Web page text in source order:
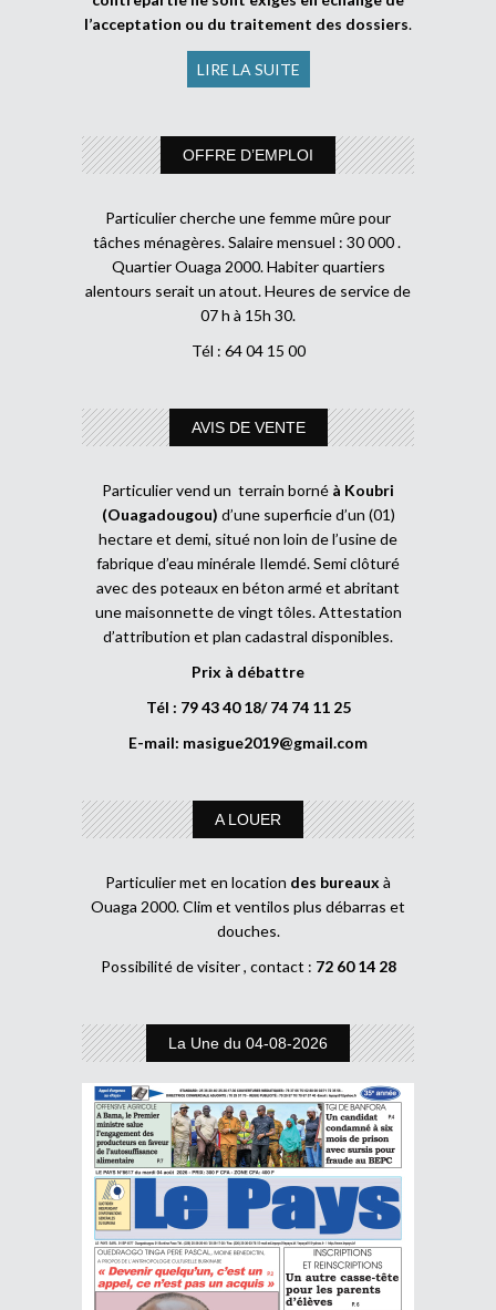
l’acceptation ou du traitement des dossiers.
LIRE LA SUITE
OFFRE D’EMPLOI
Particulier cherche une femme mûre pour
tâches ménagères. Salaire mensuel : 30 000 .
Quartier Ouaga 2000. Habiter quartiers
alentours serait un atout. Heures de service de
07 h à 15h 30.
Tél : 64 04 15 00
AVIS DE VENTE
Particulier vend un terrain borné à Koubri
(Ouagadougou) d’une superficie d’un (01)
hectare et demi, situé non loin de l’usine de
fabrique d’eau minérale Ilemdé. Semi clôturé
avec des poteaux en béton armé et abritant
une maisonnette de vingt tôles. Attestation
d’attribution et plan cadastral disponibles.
Prix à débattre
Tél : 79 43 40 18/ 74 74 11 25
E-mail: masigue2019@gmail.com
A LOUER
Particulier met en location des bureaux à
Ouaga 2000. Clim et ventilos plus débarras et
douches.
Possibilité de visiter , contact : 72 60 14 28
La Une du 04-08-2026